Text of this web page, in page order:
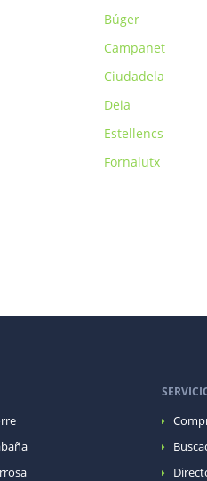
Búger
Campanet
Ciudadela
Deia
Estellencs
Fornalutx